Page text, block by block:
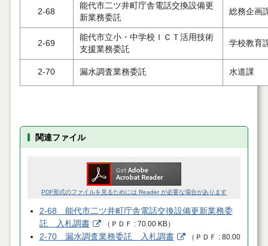
2-68
能代市二ツ井町庁舎電話交換設備更
新業務委託
総務企画
2-69
能代市立小・中学校ＩＣＴ活用技術
支援業務委託
学校教育
2-70 漏水調査業務委託 水道課
関連ファイル
PDF形式のファイルを見るためには Reader が必要な場合があります
2-68 能代市二ツ井町庁舎電話交換設備更新業務委
託 入札調書
（ ＰＤＦ 70.00 KB）
2-70 漏水調査業務委託 入札調書 （ ＰＤＦ
80.00